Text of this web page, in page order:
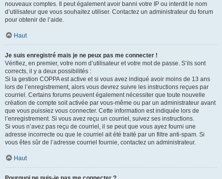
nouveaux comptes. Il peut également avoir banni votre IP ou interdit le nom
d’utilisateur que vous souhaitez utiliser. Contactez un administrateur du forum
pour obtenir de l’aide.
Haut
Je suis enregistré mais je ne peux pas me connecter !
Vérifiez, en premier, votre nom d’utilisateur et votre mot de passe. S’ils sont
corrects, il y a deux possibilités :
Si la gestion COPPA est active et si vous avez indiqué avoir moins de 13 ans
lors de l’enregistrement, alors vous devrez suivre les instructions reçues par
courriel. Certains forums peuvent également nécessiter que toute nouvelle
création de compte soit activée par vous-même ou par un administrateur avant
que vous puissiez vous connecter. Cette information est indiquée lors de
l’enregistrement. Si vous avez reçu un courriel, suivez ses instructions.
Si vous n’avez pas reçu de courriel, il se peut que vous ayez fourni une
adresse incorrecte ou que le courriel ait été traité par un filtre anti-spam. Si
vous êtes sûr de l’adresse courriel fournie, contactez un administrateur.
Haut